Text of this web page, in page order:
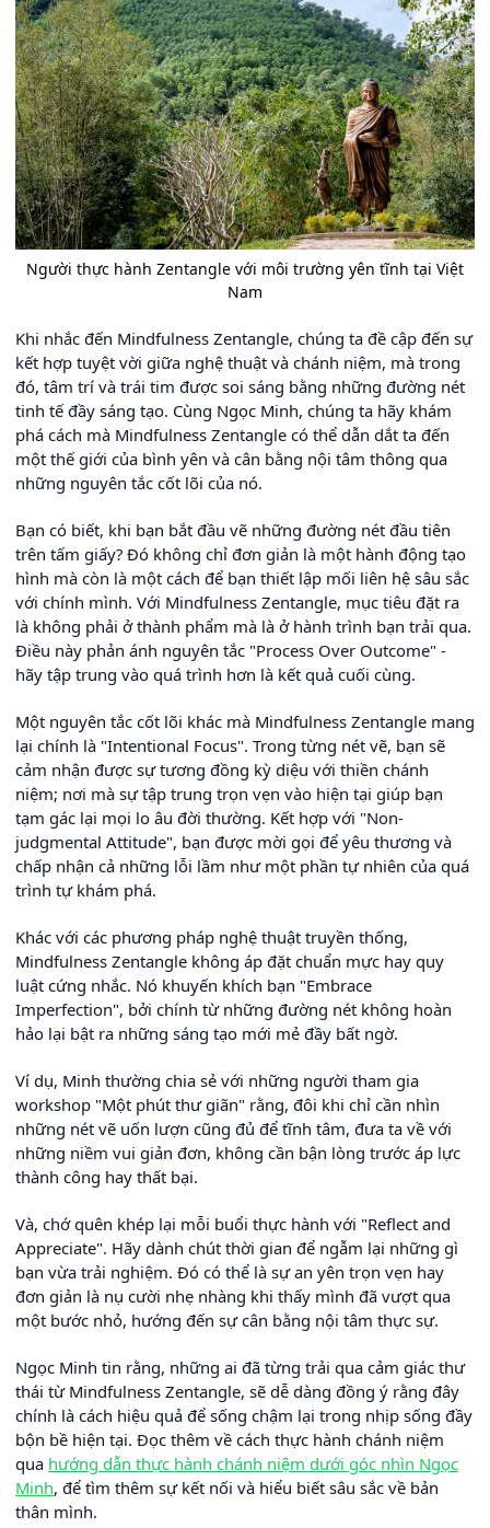
Người thực hành Zentangle với môi trường yên tĩnh tại Việt
Nam
Khi nhắc đến Mindfulness Zentangle, chúng ta đề cập đến sự
kết hợp tuyệt vời giữa nghệ thuật và chánh niệm, mà trong
đó, tâm trí và trái tim được soi sáng bằng những đường nét
tinh tế đầy sáng tạo. Cùng Ngọc Minh, chúng ta hãy khám
phá cách mà Mindfulness Zentangle có thể dẫn dắt ta đến
một thế giới của bình yên và cân bằng nội tâm thông qua
những nguyên tắc cốt lõi của nó.
Bạn có biết, khi bạn bắt đầu vẽ những đường nét đầu tiên
trên tấm giấy? Đó không chỉ đơn giản là một hành động tạo
hình mà còn là một cách để bạn thiết lập mối liên hệ sâu sắc
với chính mình. Với Mindfulness Zentangle, mục tiêu đặt ra
là không phải ở thành phẩm mà là ở hành trình bạn trải qua.
Điều này phản ánh nguyên tắc "Process Over Outcome" -
hãy tập trung vào quá trình hơn là kết quả cuối cùng.
Một nguyên tắc cốt lõi khác mà Mindfulness Zentangle mang
lại chính là "Intentional Focus". Trong từng nét vẽ, bạn sẽ
cảm nhận được sự tương đồng kỳ diệu với thiền chánh
niệm; nơi mà sự tập trung trọn vẹn vào hiện tại giúp bạn
tạm gác lại mọi lo âu đời thường. Kết hợp với "Non-
judgmental Attitude", bạn được mời gọi để yêu thương và
chấp nhận cả những lỗi lầm như một phần tự nhiên của quá
trình tự khám phá.
Khác với các phương pháp nghệ thuật truyền thống,
Mindfulness Zentangle không áp đặt chuẩn mực hay quy
luật cứng nhắc. Nó khuyến khích bạn "Embrace
Imperfection", bởi chính từ những đường nét không hoàn
hảo lại bật ra những sáng tạo mới mẻ đầy bất ngờ.
Ví dụ, Minh thường chia sẻ với những người tham gia
workshop "Một phút thư giãn" rằng, đôi khi chỉ cần nhìn
những nét vẽ uốn lượn cũng đủ để tĩnh tâm, đưa ta về với
những niềm vui giản đơn, không cần bận lòng trước áp lực
thành công hay thất bại.
Và, chớ quên khép lại mỗi buổi thực hành với "Reflect and
Appreciate". Hãy dành chút thời gian để ngẫm lại những gì
bạn vừa trải nghiệm. Đó có thể là sự an yên trọn vẹn hay
đơn giản là nụ cười nhẹ nhàng khi thấy mình đã vượt qua
một bước nhỏ, hướng đến sự cân bằng nội tâm thực sự.
Ngọc Minh tin rằng, những ai đã từng trải qua cảm giác thư
thái từ Mindfulness Zentangle, sẽ dễ dàng đồng ý rằng đây
chính là cách hiệu quả để sống chậm lại trong nhịp sống đầy
bộn bề hiện tại. Đọc thêm về cách thực hành chánh niệm
qua hướng dẫn thực hành chánh niệm dưới góc nhìn Ngọc
Minh, để tìm thêm sự kết nối và hiểu biết sâu sắc về bản
thân mình.